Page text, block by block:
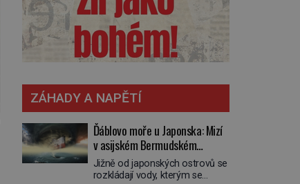
ZÁHADY A NAPĚTÍ
Ďáblovo moře u Japonska: Mizí
v asijském Bermudském
trojúhelníku lodě ve spárech
neznámé síly?
Jižně od japonských ostrovů se
rozkládají vody, kterým se